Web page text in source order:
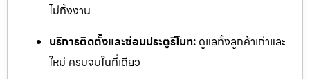
ไม่ทิ้งงาน
บริการติดตั้งและซ่อมประตูรีโมท: ดูแลทั้งลูกค้าเก่าและ
ใหม่ ครบจบในที่เดียว